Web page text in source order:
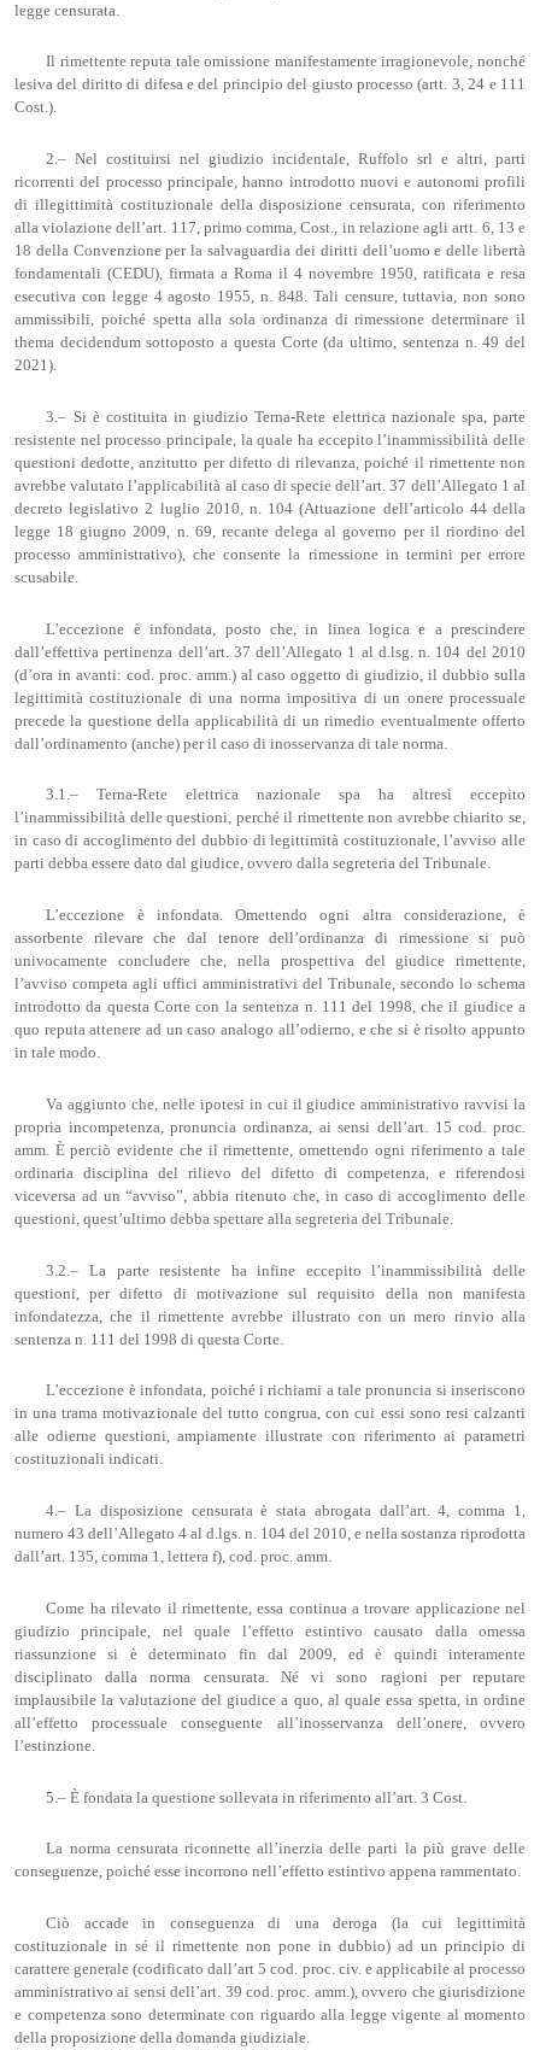
legge censurata.
Il rimettente reputa tale omissione manifestamente irragionevole, nonché
lesiva del diritto di difesa e del principio del giusto processo (artt. 3, 24 e 111
Cost.).
2.– Nel costituirsi nel giudizio incidentale, Ruffolo srl e altri, parti
ricorrenti del processo principale, hanno introdotto nuovi e autonomi profili
di illegittimità costituzionale della disposizione censurata, con riferimento
alla violazione dell’art. 117, primo comma, Cost., in relazione agli artt. 6, 13 e
18 della Convenzione per la salvaguardia dei diritti dell’uomo e delle libertà
fondamentali (CEDU), firmata a Roma il 4 novembre 1950, ratificata e resa
esecutiva con legge 4 agosto 1955, n. 848. Tali censure, tuttavia, non sono
ammissibili, poiché spetta alla sola ordinanza di rimessione determinare il
thema decidendum sottoposto a questa Corte (da ultimo, sentenza n. 49 del
2021).
3.– Si è costituita in giudizio Terna-Rete elettrica nazionale spa, parte
resistente nel processo principale, la quale ha eccepito l’inammissibilità delle
questioni dedotte, anzitutto per difetto di rilevanza, poiché il rimettente non
avrebbe valutato l’applicabilità al caso di specie dell’art. 37 dell’Allegato 1 al
decreto legislativo 2 luglio 2010, n. 104 (Attuazione dell’articolo 44 della
legge 18 giugno 2009, n. 69, recante delega al governo per il riordino del
processo amministrativo), che consente la rimessione in termini per errore
scusabile.
L’eccezione è infondata, posto che, in linea logica e a prescindere
dall’effettiva pertinenza dell’art. 37 dell’Allegato 1 al d.lsg. n. 104 del 2010
(d’ora in avanti: cod. proc. amm.) al caso oggetto di giudizio, il dubbio sulla
legittimità costituzionale di una norma impositiva di un onere processuale
precede la questione della applicabilità di un rimedio eventualmente offerto
dall’ordinamento (anche) per il caso di inosservanza di tale norma.
3.1.– Terna-Rete elettrica nazionale spa ha altresì eccepito
l’inammissibilità delle questioni, perché il rimettente non avrebbe chiarito se,
in caso di accoglimento del dubbio di legittimità costituzionale, l’avviso alle
parti debba essere dato dal giudice, ovvero dalla segreteria del Tribunale.
L’eccezione è infondata. Omettendo ogni altra considerazione, è
assorbente rilevare che dal tenore dell’ordinanza di rimessione si può
univocamente concludere che, nella prospettiva del giudice rimettente,
l’avviso competa agli uffici amministrativi del Tribunale, secondo lo schema
introdotto da questa Corte con la sentenza n. 111 del 1998, che il giudice a
quo reputa attenere ad un caso analogo all’odierno, e che si è risolto appunto
in tale modo.
Va aggiunto che, nelle ipotesi in cui il giudice amministrativo ravvisi la
propria incompetenza, pronuncia ordinanza, ai sensi dell’art. 15 cod. proc.
amm. È perciò evidente che il rimettente, omettendo ogni riferimento a tale
ordinaria disciplina del rilievo del difetto di competenza, e riferendosi
viceversa ad un “avviso”, abbia ritenuto che, in caso di accoglimento delle
questioni, quest’ultimo debba spettare alla segreteria del Tribunale.
3.2.– La parte resistente ha infine eccepito l’inammissibilità delle
questioni, per difetto di motivazione sul requisito della non manifesta
infondatezza, che il rimettente avrebbe illustrato con un mero rinvio alla
sentenza n. 111 del 1998 di questa Corte.
L’eccezione è infondata, poiché i richiami a tale pronuncia si inseriscono
in una trama motivazionale del tutto congrua, con cui essi sono resi calzanti
alle odierne questioni, ampiamente illustrate con riferimento ai parametri
costituzionali indicati.
4.– La disposizione censurata è stata abrogata dall’art. 4, comma 1,
numero 43 dell’Allegato 4 al d.lgs. n. 104 del 2010, e nella sostanza riprodotta
dall’art. 135, comma 1, lettera f), cod. proc. amm.
Come ha rilevato il rimettente, essa continua a trovare applicazione nel
giudizio principale, nel quale l’effetto estintivo causato dalla omessa
riassunzione si è determinato fin dal 2009, ed è quindi interamente
disciplinato dalla norma censurata. Né vi sono ragioni per reputare
implausibile la valutazione del giudice a quo, al quale essa spetta, in ordine
all’effetto processuale conseguente all’inosservanza dell’onere, ovvero
l’estinzione.
5.– È fondata la questione sollevata in riferimento all’art. 3 Cost.
La norma censurata riconnette all’inerzia delle parti la più grave delle
conseguenze, poiché esse incorrono nell’effetto estintivo appena rammentato.
Ciò accade in conseguenza di una deroga (la cui legittimità
costituzionale in sé il rimettente non pone in dubbio) ad un principio di
carattere generale (codificato dall’art 5 cod. proc. civ. e applicabile al processo
amministrativo ai sensi dell’art. 39 cod. proc. amm.), ovvero che giurisdizione
e competenza sono determinate con riguardo alla legge vigente al momento
della proposizione della domanda giudiziale.